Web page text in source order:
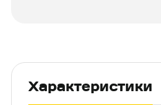
Характеристики